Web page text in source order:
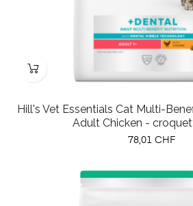
Hill's Vet Essentials Cat Multi-
Adult Chicken -
Prix
78,01 CHF